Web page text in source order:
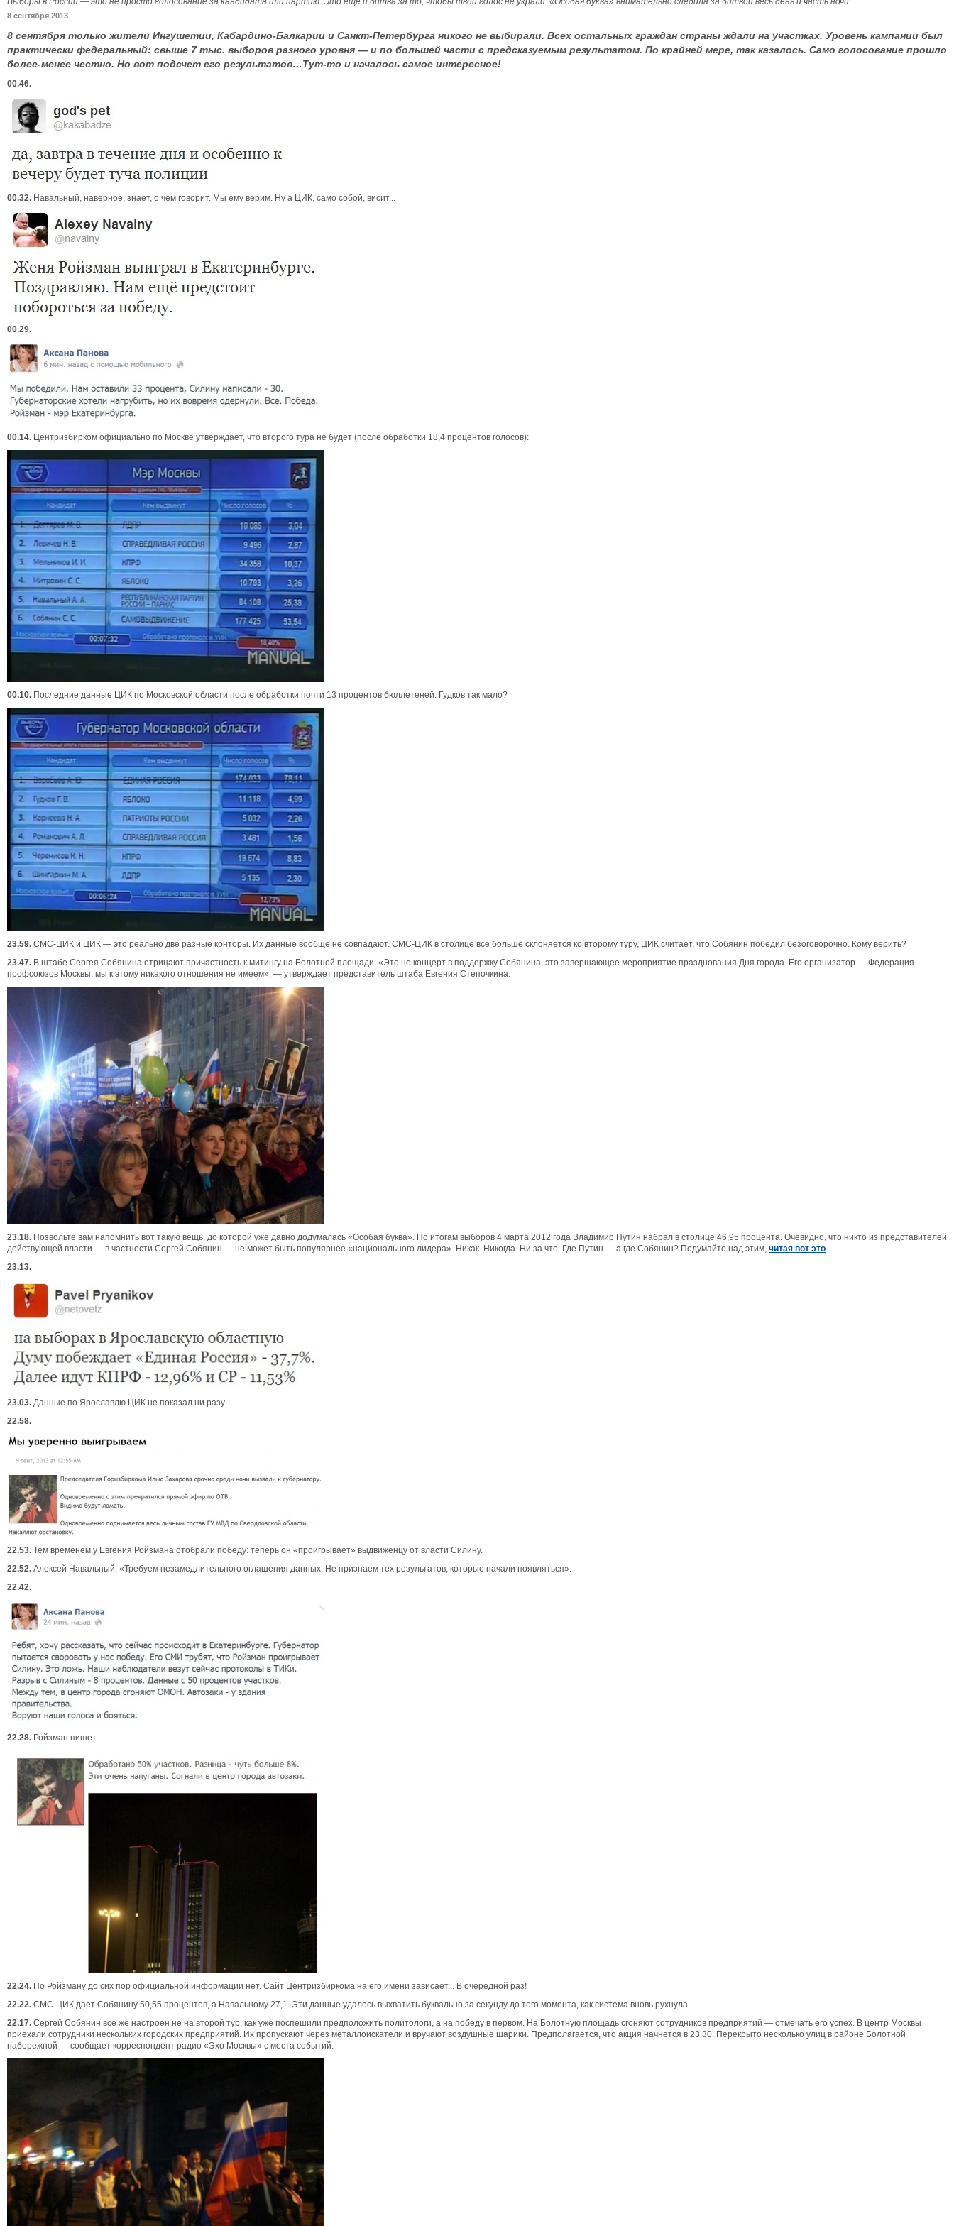
8 сентября 2013
8 сентября только жители Ингушетии, Кабардино-Балкарии и Санкт-Петербурга никого не выбирали. Всех остальных граждан страны ждали на участках. Уровень кампании был
практически федеральный: свыше 7 тыс. выборов разного уровня — и по большей части с предсказуемым результатом. По крайней мере, так казалось. Само голосование прошло
более-менее честно. Но вот подсчет его результатов…Тут-то и началось самое интересное!
00.46.
00.32. Навальный, наверное, знает, о чем говорит. Мы ему верим. Ну а ЦИК, само собой, висит...
00.29.
00.14. Центризбирком официально по Москве утверждает, что второго тура не будет (после обработки 18,4 процентов голосов):
00.10. Последние данные ЦИК по Московской области после обработки почти 13 процентов бюллетеней. Гудков так мало?
23.59. СМС-ЦИК и ЦИК — это реально две разные конторы. Их данные вообще не совпадают. СМС-ЦИК в столице все больше склоняется ко второму туру, ЦИК считает, что Собянин победил безоговорочно. Кому верить?
23.47. В штабе Сергея Собянина отрицают причастность к митингу на Болотной площади. «Это не концерт в поддержку Собянина, это завершающее мероприятие празднования Дня города. Его организатор — Федерация
профсоюзов Москвы, мы к этому никакого отношения не имеем», — утверждает представитель штаба Евгения Степочкина.
23.18. Позвольте вам напомнить вот такую вещь, до которой уже давно додумалась «Особая буква». По итогам выборов 4 марта 2012 года Владимир Путин набрал в столице 46,95 процента. Очевидно, что никто из представителей
действующей власти — в частности Сергей Собянин — не может быть популярнее «национального лидера». Никак. Никогда. Ни за что. Где Путин — а где Собянин? Подумайте над этим, читая вот это…
23.13.
23.03. Данные по Ярославлю ЦИК не показал ни разу.
22.58.
22.53. Тем временем у Евгения Ройзмана отобрали победу: теперь он «проигрывает» выдвиженцу от власти Силину.
22.52. Алексей Навальный: «Требуем незамедлительного оглашения данных. Не признаем тех результатов, которые начали появляться».
22.42.
22.28. Ройзман пишет:
22.24. По Ройзману до сих пор официальной информации нет. Сайт Центризбиркома на его имени зависает... В очередной раз!
22.22. СМС-ЦИК дает Собянину 50,55 процентов, а Навальному 27,1. Эти данные удалось выхватить буквально за секунду до того момента, как система вновь рухнула.
22.17. Сергей Собянин все же настроен не на второй тур, как уже поспешили предположить политологи, а на победу в первом. На Болотную площадь сгоняют сотрудников предприятий — отмечать его успех. В центр Москвы
приехали сотрудники нескольких городских предприятий. Их пропускают через металлоискатели и вручают воздушные шарики. Предполагается, что акция начнется в 23.30. Перекрыто несколько улиц в районе Болотной
набережной — сообщает корреспондент радио «Эхо Москвы» с места событий.